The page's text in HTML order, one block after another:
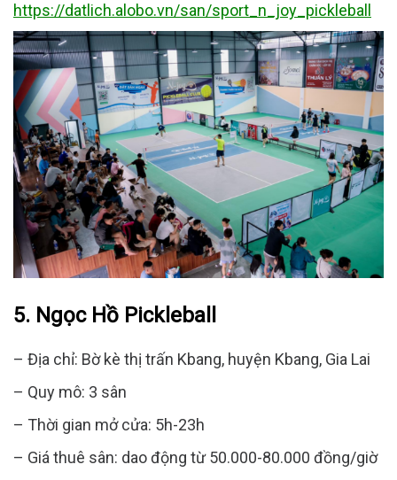
https://datlich.alobo.vn/san/sport_n_joy_pickleball
5. NgọcHồ Pickleball
– Địa chỉ: Bờ kè thị trấn Kbang, huyện Kbang, Gia Lai
– Quy mô: 3 sân
– Thời gian mở cửa: 5h-23h
– Giá thuê sân: dao động từ 50.000-80.000 đồng/giờ